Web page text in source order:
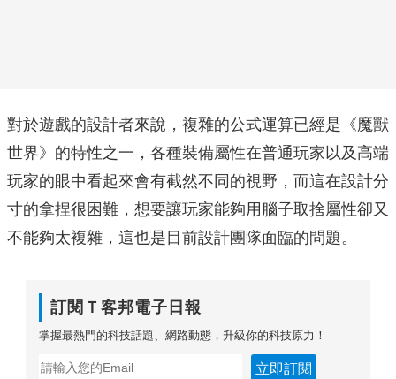
對於遊戲的設計者來說，複雜的公式運算已經是《魔獸
世界》的特性之一，各種裝備屬性在普通玩家以及高端
玩家的眼中看起來會有截然不同的視野，而這在設計分
寸的拿捏很困難，想要讓玩家能夠用腦子取捨屬性卻又
不能夠太複雜，這也是目前設計團隊面臨的問題。
訂閱Ｔ客邦電子日報
掌握最熱門的科技話題、網路動態，升級你的科技原力！
立即訂閱